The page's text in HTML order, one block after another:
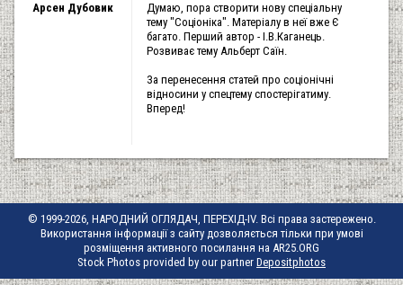
Арсен Дубовик
Думаю, пора створити нову спеціальну
тему "Соціоніка". Матеріалу в неї вже Є
багато. Перший автор - І.В.Каганець.
Розвиває тему Альберт Саїн.
За перенесення статей про соціонічні
відносини у спецтему спостерігатиму.
Вперед!
© 1999-2026, НАРОДНИЙ ОГЛЯДАЧ, ПЕРЕХІД-IV. Всі права застережено.
Використання інформації з сайту дозволяється тільки при умові
розміщення активного посилання на AR25.ORG
Stock Photos provided by our partner Depositphotos